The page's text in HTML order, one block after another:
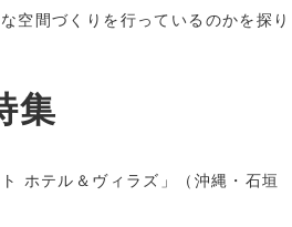
空間づくりを行っているのかを探り
集
ホテル＆ヴィラズ」（沖縄・石垣